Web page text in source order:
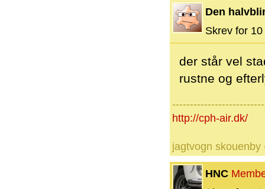
Den
Skrev for
der står vel
rustne og
http://cph-air.dk/
jagtvogn skouenby
HNC